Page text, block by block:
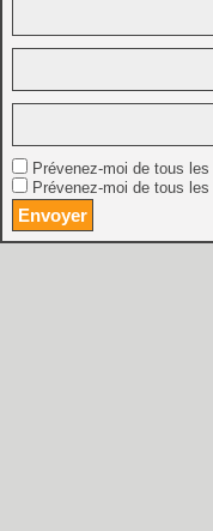
Prévenez-moi de tous
Prévenez-moi de tous